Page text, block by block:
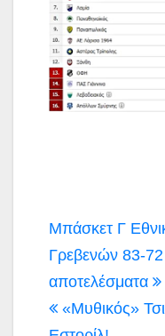
άρθρων
Μπάσκετ Γ
Γρεβενών 83-72
αποτελέσματα
«Μυθικός»